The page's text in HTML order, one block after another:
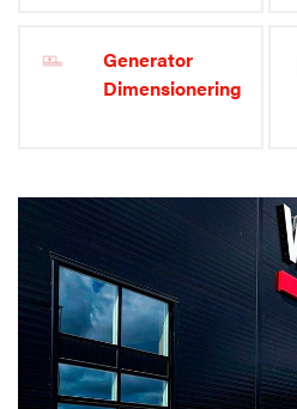
Generator
Dimensionering